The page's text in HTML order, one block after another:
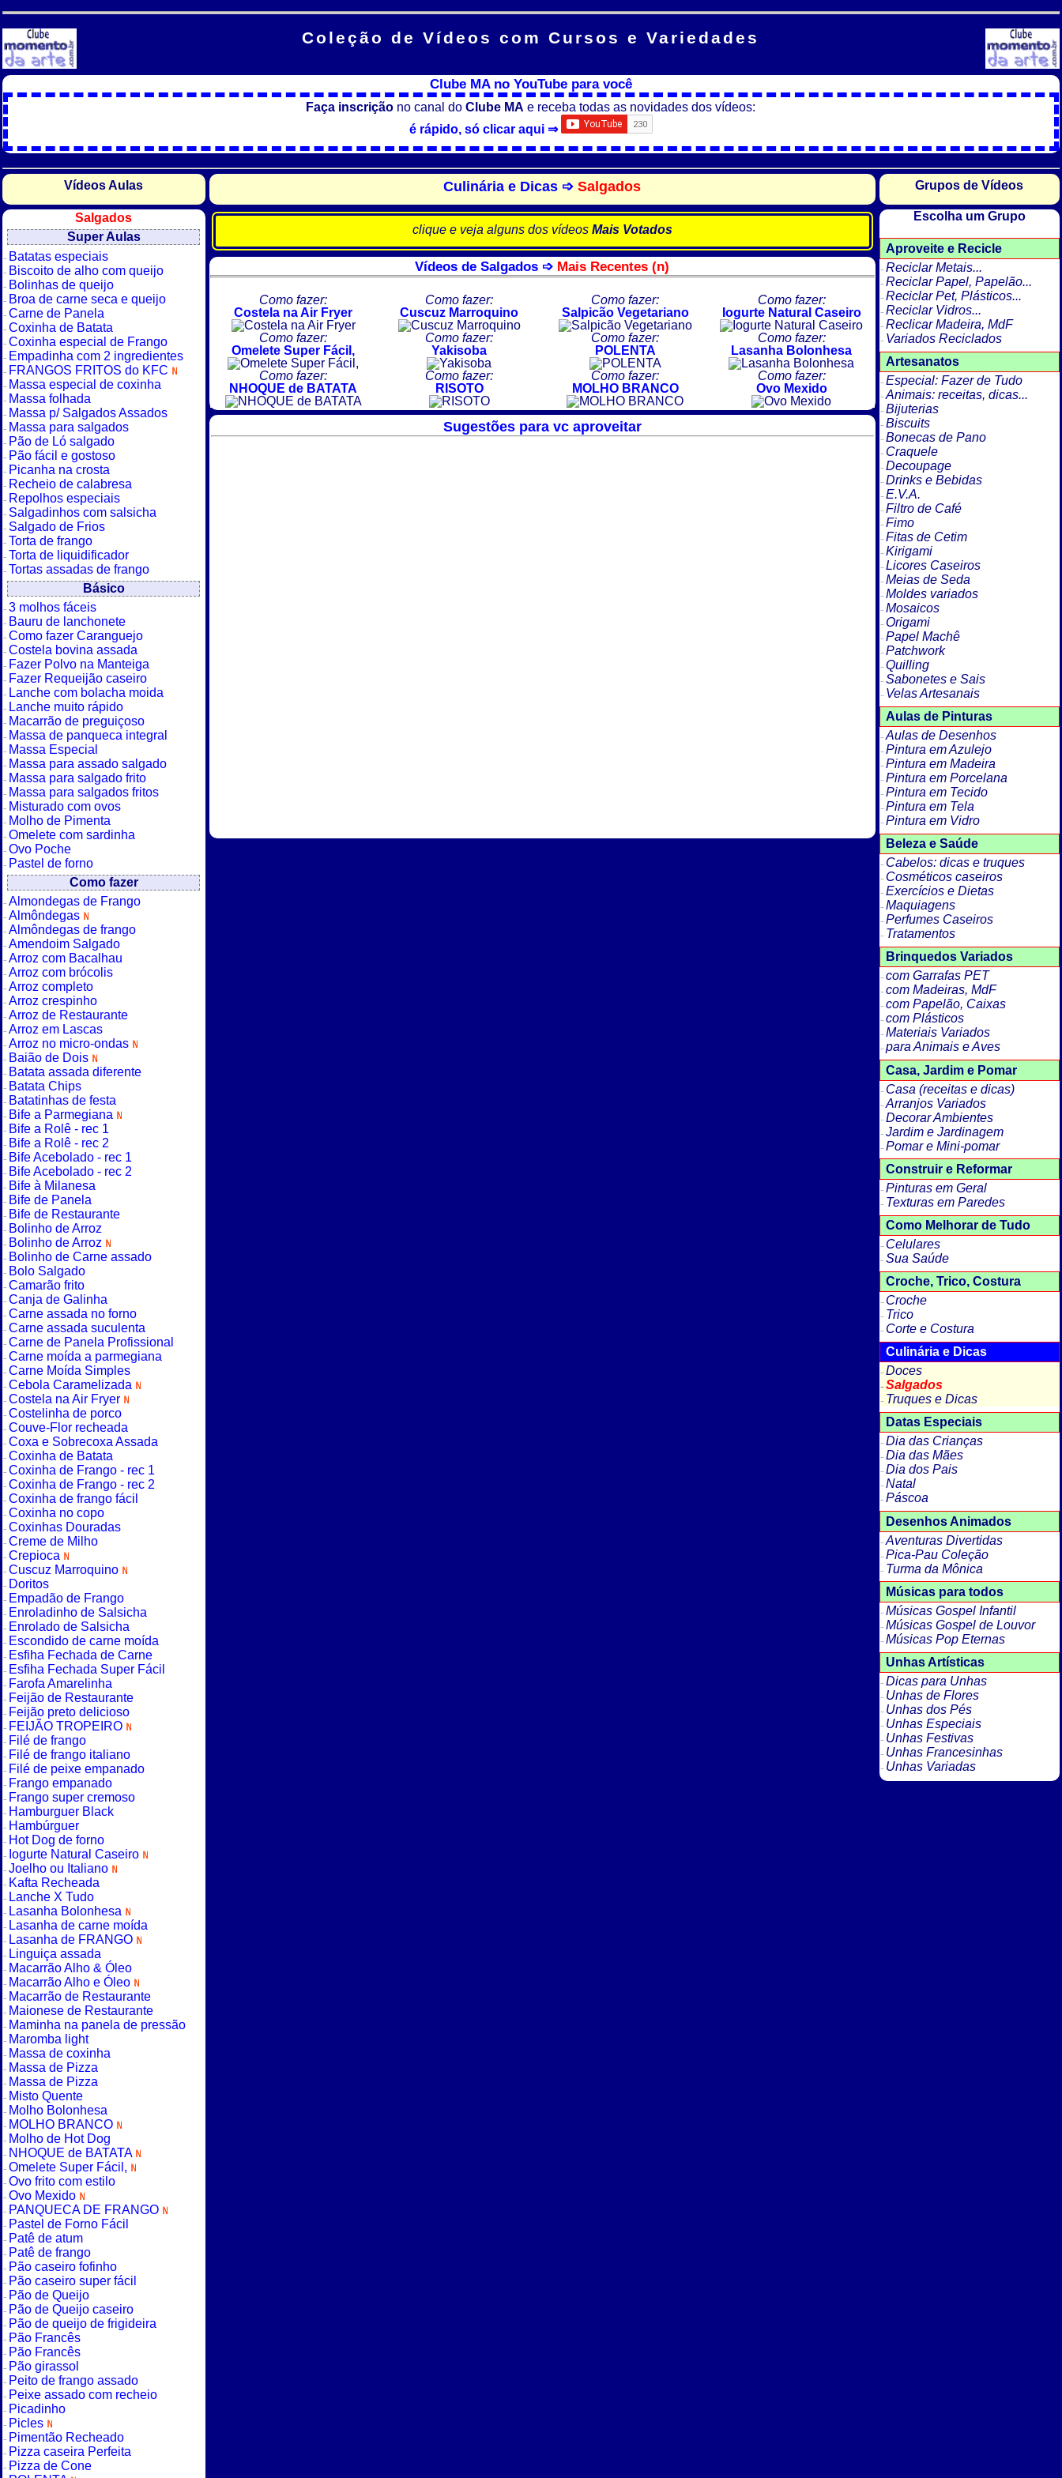
Coleção de Vídeos com Cursos e Variedades
Clube MA no YouTube para você
Faça inscrição no canal doClube MA e receba todas as novidades dos vídeos:
é rápido, só clicar aqui ⇒
Vídeos Aulas
Salgados
Super Aulas
Batatas especiais
Biscoito de alho com queijo
Bolinhas de queijo
Broa de carne seca e queijo
Carne de Panela
Coxinha de Batata
Coxinha especial de Frango
Empadinha com 2 ingredientes
FRANGOS FRITOS do KFC
Massa especial de coxinha
Massa folhada
Massa p/ Salgados Assados
Massa para salgados
Pão de Ló salgado
Pão fácil e gostoso
Picanha na crosta
Recheio de calabresa
Repolhos especiais
Salgadinhos com salsicha
Salgado de Frios
Torta de frango
Torta de liquidificador
Tortas assadas de frango
Básico
3 molhos fáceis
Bauru de lanchonete
Como fazer Caranguejo
Costela bovina assada
Fazer Polvo na Manteiga
Fazer Requeijão caseiro
Lanche com bolacha moida
Lanche muito rápido
Macarrão de preguiçoso
Massa de panqueca integral
Massa Especial
Massa para assado salgado
Massa para salgado frito
Massa para salgados fritos
Misturado com ovos
Molho de Pimenta
Omelete com sardinha
Ovo Poche
Pastel de forno
Como fazer
Almondegas de Frango
Almôndegas
Almôndegas de frango
Amendoim Salgado
Arroz com Bacalhau
Arroz com brócolis
Arroz completo
Arroz crespinho
Arroz de Restaurante
Arroz em Lascas
Arroz no micro-ondas
Baião de Dois
Batata assada diferente
Batata Chips
Batatinhas de festa
Bife a Parmegiana
Bife a Rolê - rec 1
Bife a Rolê - rec 2
Bife Acebolado - rec 1
Bife Acebolado - rec 2
Bife à Milanesa
Bife de Panela
Bife de Restaurante
Bolinho de Arroz
Bolinho de Arroz
Bolinho de Carne assado
Bolo Salgado
Camarão frito
Canja de Galinha
Carne assada no forno
Carne assada suculenta
Carne de Panela Profissional
Carne moída a parmegiana
Carne Moída Simples
Cebola Caramelizada
Costela na Air Fryer
Costelinha de porco
Couve-Flor recheada
Coxa e Sobrecoxa Assada
Coxinha de Batata
Coxinha de Frango - rec 1
Coxinha de Frango - rec 2
Coxinha de frango fácil
Coxinha no copo
Coxinhas Douradas
Creme de Milho
Crepioca
Cuscuz Marroquino
Doritos
Empadão de Frango
Enroladinho de Salsicha
Enrolado de Salsicha
Escondido de carne moída
Esfiha Fechada de Carne
Esfiha Fechada Super Fácil
Farofa Amarelinha
Feijão de Restaurante
Feijão preto delicioso
FEIJÃO TROPEIRO
Filé de frango
Filé de frango italiano
Filé de peixe empanado
Frango empanado
Frango super cremoso
Hamburguer Black
Hambúrguer
Hot Dog de forno
Iogurte Natural Caseiro
Joelho ou Italiano
Kafta Recheada
Lanche X Tudo
Lasanha Bolonhesa
Lasanha de carne moída
Lasanha de FRANGO
Linguiça assada
Macarrão Alho & Óleo
Macarrão Alho e Óleo
Macarrão de Restaurante
Maionese de Restaurante
Maminha na panela de pressão
Maromba light
Massa de coxinha
Massa de Pizza
Massa de Pizza
Misto Quente
Molho Bolonhesa
MOLHO BRANCO
Molho de Hot Dog
NHOQUE de BATATA
Omelete Super Fácil,
Ovo frito com estilo
Ovo Mexido
PANQUECA DE FRANGO
Pastel de Forno Fácil
Patê de atum
Patê de frango
Pão caseiro fofinho
Pão caseiro super fácil
Pão de Queijo
Pão de Queijo caseiro
Pão de queijo de frigideira
Pão Francês
Pão Francês
Pão girassol
Peito de frango assado
Peixe assado com recheio
Picadinho
Picles
Pimentão Recheado
Pizza caseira Perfeita
Pizza de Cone
Culinária e Dicas ➩Salgados
clique e veja alguns dos vídeos Mais Votados
Vídeos de Salgados ➩ Mais Recentes (n)
Como fazer:
Costela na Air Fryer
Como fazer:
Cuscuz Marroquino
Como fazer:
Salpicão Vegetariano
Como fazer:
Iogurte Natural Caseiro
Como fazer:
Omelete Super Fácil,
Como fazer:
Yakisoba
Como fazer:
POLENTA
Como fazer:
Lasanha Bolonhesa
Como fazer:
NHOQUE de BATATA
Como fazer:
RISOTO
Como fazer:
MOLHO BRANCO
Como fazer:
Ovo Mexido
Sugestões para vc aproveitar
Grupos de Vídeos
Escolha um Grupo
Aproveite e Recicle
Reciclar Metais...
Reciclar Papel, Papelão...
Reciclar Pet, Plásticos...
Reciclar Vidros...
Reclicar Madeira, MdF
Variados Reciclados
Artesanatos
Especial: Fazer de Tudo
Animais: receitas, dicas...
Bijuterias
Biscuits
Bonecas de Pano
Craquele
Decoupage
Drinks e Bebidas
E.V.A.
Filtro de Café
Fimo
Fitas de Cetim
Kirigami
Licores Caseiros
Meias de Seda
Moldes variados
Mosaicos
Origami
Papel Machê
Patchwork
Quilling
Sabonetes e Sais
Velas Artesanais
Aulas de Pinturas
Aulas de Desenhos
Pintura em Azulejo
Pintura em Madeira
Pintura em Porcelana
Pintura em Tecido
Pintura em Tela
Pintura em Vidro
Beleza e Saúde
Cabelos: dicas e truques
Cosméticos caseiros
Exercícios e Dietas
Maquiagens
Perfumes Caseiros
Tratamentos
Brinquedos Variados
com Garrafas PET
com Madeiras, MdF
com Papelão, Caixas
com Plásticos
Materiais Variados
para Animais e Aves
Casa, Jardim e Pomar
Casa (receitas e dicas)
Arranjos Variados
Decorar Ambientes
Jardim e Jardinagem
Pomar e Mini-pomar
Construir e Reformar
Pinturas em Geral
Texturas em Paredes
Como Melhorar de Tudo
Celulares
Sua Saúde
Croche, Trico, Costura
Croche
Trico
Corte e Costura
Culinária e Dicas
Doces
Salgados
Truques e Dicas
Datas Especiais
Dia das Crianças
Dia das Mães
Dia dos Pais
Natal
Páscoa
Desenhos Animados
Aventuras Divertidas
Pica-Pau Coleção
Turma da Mônica
Músicas para todos
Músicas Gospel Infantil
Músicas Gospel de Louvor
Músicas Pop Eternas
Unhas Artísticas
Dicas para Unhas
Unhas de Flores
Unhas dos Pés
Unhas Especiais
Unhas Festivas
Unhas Francesinhas
Unhas Variadas